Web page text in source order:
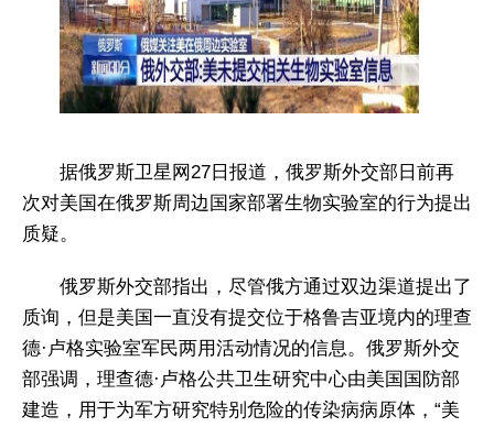
据俄罗斯卫星网27日报道，俄罗斯外交部日前再
次对美国在俄罗斯周边国家部署生物实验室的行为提出
质疑。
俄罗斯外交部指出，尽管俄方通过双边渠道提出了
质询，但是美国一直没有提交位于格鲁吉亚境内的理查
德·卢格实验室军民两用活动情况的信息。俄罗斯外交
部强调，理查德·卢格公共卫生研究中心由美国国防部
建造，用于为军方研究特别危险的传染病病原体，“美